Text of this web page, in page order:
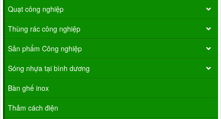
Quạt công nghiệp
Thùng rác công nghiệp
Sản phẩm Công nghiệp
Sóng nhựa tại bình dương
Bàn ghế inox
Thảm cách điện